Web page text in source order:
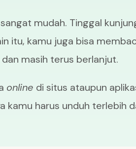
mudah. Tinggal
itu, kamu juga bisa
masih terus berlanjut.
online di situs ataupun
kamu harus unduh terlebih